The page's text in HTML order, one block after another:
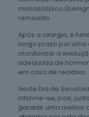
microscópico
removido.
Após a cirurgia, é
longo prazo por
monitorizar a
adequada de
em caso de recidiva.
Neste Dia de
informe-se, pois,
garantir uma melhor